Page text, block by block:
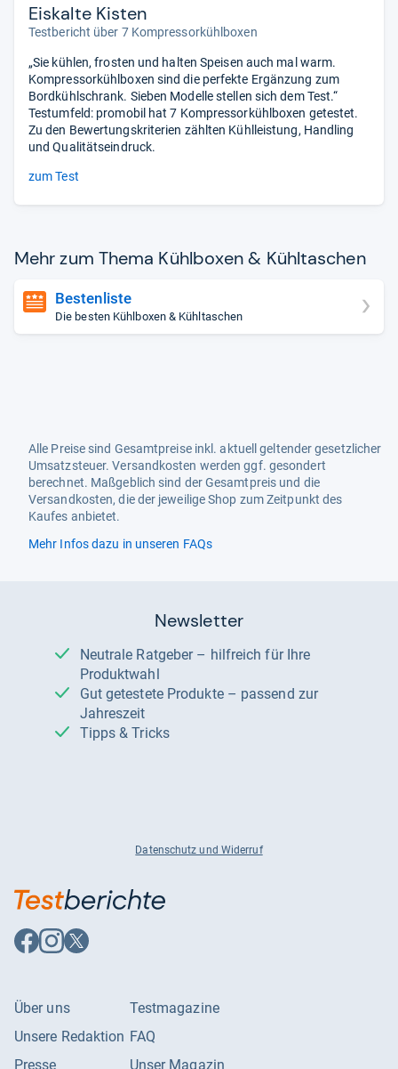
Eiskalte Kisten
Testbericht über 7 Kompressorkühlboxen
„Sie kühlen, frosten und halten Speisen auch mal warm.
Kompressorkühlboxen sind die perfekte Ergänzung zum
Bordkühlschrank. Sieben Modelle stellen sich dem Test.“
Testumfeld: promobil hat 7 Kompressorkühlboxen getestet.
Zu den Bewertungskriterien zählten Kühlleistung, Handling
und Qualitätseindruck.
zum Test
Mehr zum Thema Kühl­bo­xen & Kühl­ta­schen
Bestenliste
Die besten Kühlboxen & Kühltaschen
Alle Preise sind Gesamtpreise inkl. aktuell geltender gesetzlicher
Umsatzsteuer. Versandkosten werden ggf. gesondert
berechnet. Maßgeblich sind der Gesamtpreis und die
Versandkosten, die der jeweilige Shop zum Zeitpunkt des
Kaufes anbietet.
Mehr Infos dazu in unseren FAQs
Newsletter
Neutrale Ratgeber – hilfreich für Ihre
Produktwahl
Gut getestete Produkte – passend zur
Jahreszeit
Tipps & Tricks
Datenschutz und Widerruf
Auf
Facebook
Auf
Instagram
Auf
X
Über uns
Unsere Redaktion
Presse
Testmagazine
FAQ
Unser Magazin